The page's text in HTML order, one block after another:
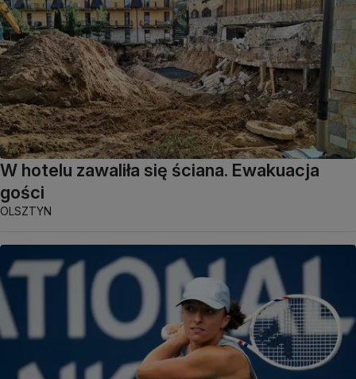
W hotelu zawaliła się ściana. Ewakuacja
gości
OLSZTYN